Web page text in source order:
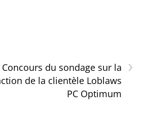
›
Concours du sondage sur la
de la clientèle Loblaws
PC Optimum